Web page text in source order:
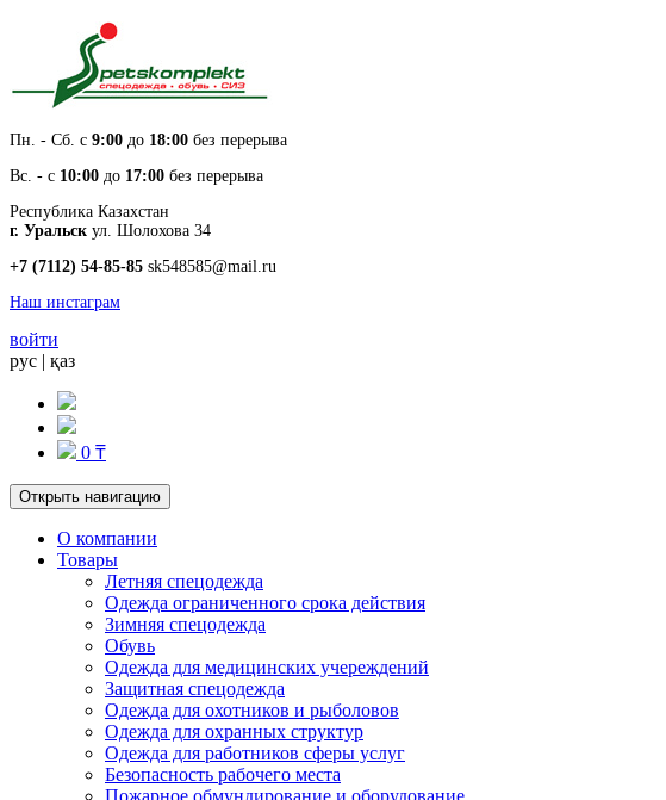
Пн. - Cб. с 9:00 до 18:00 без перерыва
Вс. - с 10:00 до 17:00 без перерыва
Республика Казахстан
г. Уральск ул. Шолохова 34
+7 (7112) 54-85-85 sk548585@mail.ru
Наш инстаграм
войти
рус | қаз
0 ₸
Открыть навигацию
О компании
Товары
Летняя спецодежда
Одежда ограниченного срока действия
Зимняя спецодежда
Обувь
Одежда для медицинских учереждений
Защитная спецодежда
Одежда для охотников и рыболовов
Одежда для охранных структур
Одежда для работников сферы услуг
Безопасность рабочего места
Пожарное обмундирование и оборудование